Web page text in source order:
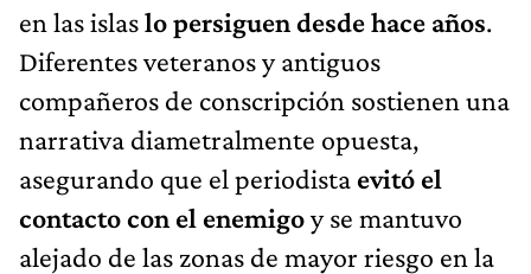
en las islaslo persiguen desde hace años.
Diferentes veteranos y antiguos
compañeros de conscripción sostienen una
narrativa diametralmente opuesta,
asegurando que el periodista evitó el
contacto con el enemigoy se mantuvo
alejado de las zonas de mayor riesgo en la